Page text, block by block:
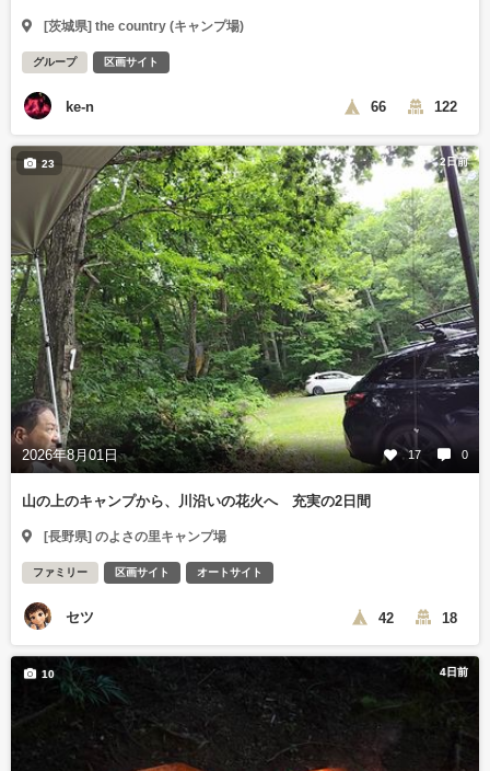
[茨城県] the country (キャンプ場)
グループ 区画サイト
ke-n 66 122
2日前
2026年8月01日 17 0
23
山の上のキャンプから、川沿いの花火へ 充実の2日間
[長野県] のよさの里キャンプ場
ファミリー 区画サイト オートサイト
セツ 42 18
4日前
10